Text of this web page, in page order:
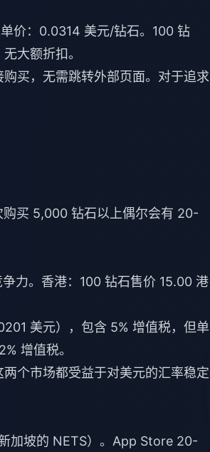
价：0.0314 美元/钻石。100 钻
大额折扣。
买，无需跳转外部页面。对于追求
买 5,000 钻石以上偶尔会有 20-
力。香港：100 钻石售价 15.00 港
美元），包含 5% 增值税，但单
增值税。
个市场都受益于对美元的汇率稳定
加坡的 NETS）。App Store 20-